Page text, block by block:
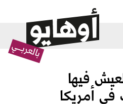
للعيش فيها
في أمريكا